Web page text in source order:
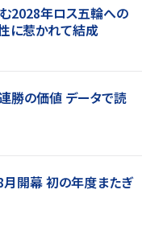
2028年ロス五輪への
に惹かれて結成
勝の価値 データで読
月開幕 初の年度またぎ